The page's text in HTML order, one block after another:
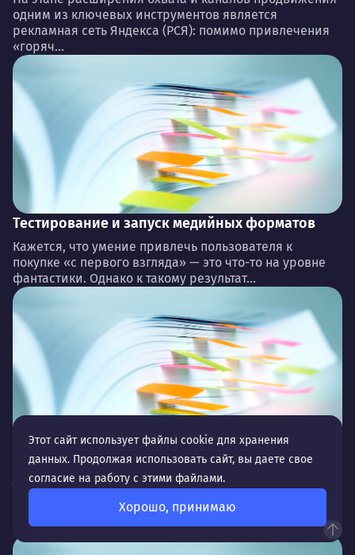
одним из ключевых инструментов является
рекламная сеть Яндекса (РСЯ): помимо привлечения
«горяч...
Тестирование и запуск медийных форматов
Кажется, что умение привлечь пользователя к
покупке «с первого взгляда» — это что-то на уровне
фантастики. Однако к такому результат...
Ремаркетинг и ретаргетинг
Для еще более точной и эффективной работы с
целевой аудиторией специалисты используют
разные форматы привлечения клиентов,
оптимизируют кампании и воз...
Этот сайт использует файлы cookie для хранения
данных. Продолжая использовать сайт, вы даете свое
согласие на работу с этими файлами.
Хорошо, принимаю